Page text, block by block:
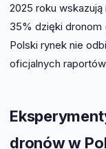
2025 roku
35% dzięki dronom
Polski rynek nie
oficjalnych
dronów w